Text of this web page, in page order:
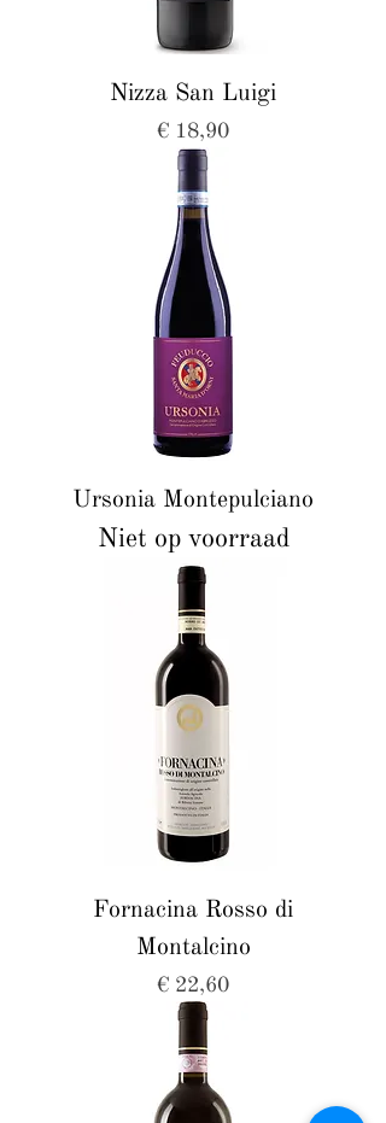
Nizza San Luigi
Prijs
€ 18,90
Ursonia Montepulciano
Niet op voorraad
Fornacina Rosso di
Montalcino
Prijs
€ 22,60